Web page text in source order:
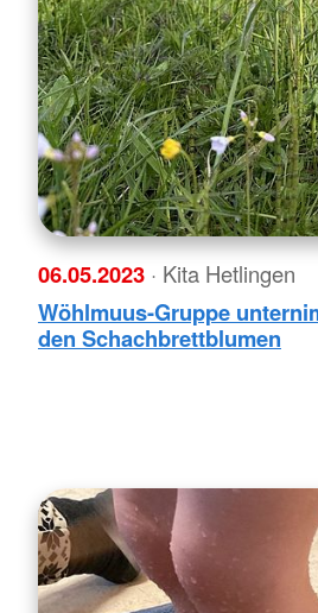
06.05.2023 · Kita Hetlingen
Wöhlmuus-Gruppe
den Schachbrettblumen